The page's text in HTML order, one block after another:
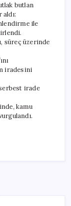
butlan
ile
süreç üzerinde
iradesini
irade
kamu